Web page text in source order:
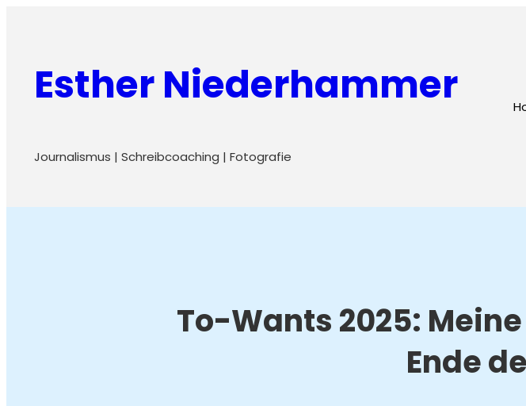
springen
Esther Niederhammer
Journalismus | Schreibcoaching | Fotografie
To-Wants 2025:
Ende